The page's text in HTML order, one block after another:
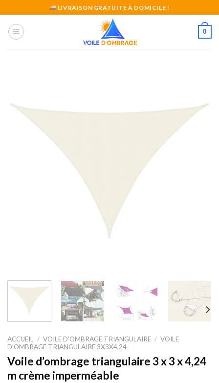
to
content
LIVRAISON GRATUITE À DOMICILE !
0
ACCUEIL / VOILE D'OMBRAGE TRIANGULAIRE / VOILE
D'OMBRAGE TRIANGULAIRE 3X3X4,24
Voile d’ombrage triangulaire 3 x 3 x 4,24
m crème imperméable